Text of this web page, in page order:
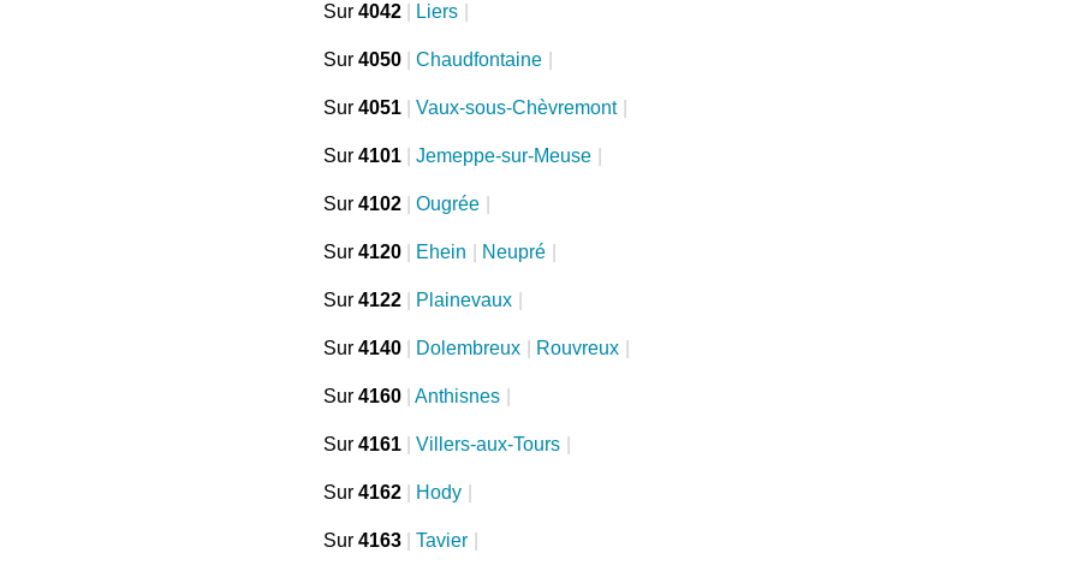
Sur 4042 Liers
Sur 4050 Chaudfontaine
Sur 4051 Vaux-sous-Chèvremont
Sur 4101 Jemeppe-sur-Meuse
Sur 4102 Ougrée
Sur 4120 Ehein Neupré
Sur 4122 Plainevaux
Sur 4140 Dolembreux Rouvreux
Sur 4160 Anthisnes
Sur 4161 Villers-aux-Tours
Sur 4162 Hody
Sur 4163 Tavier